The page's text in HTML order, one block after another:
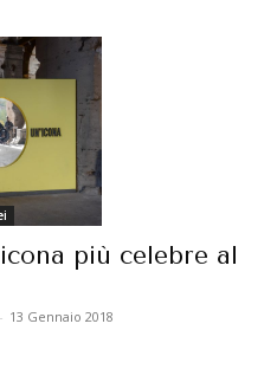
più celebre al
- 13 Gennaio 2018